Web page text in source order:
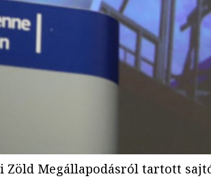
Zöld Megállapodásról tartott